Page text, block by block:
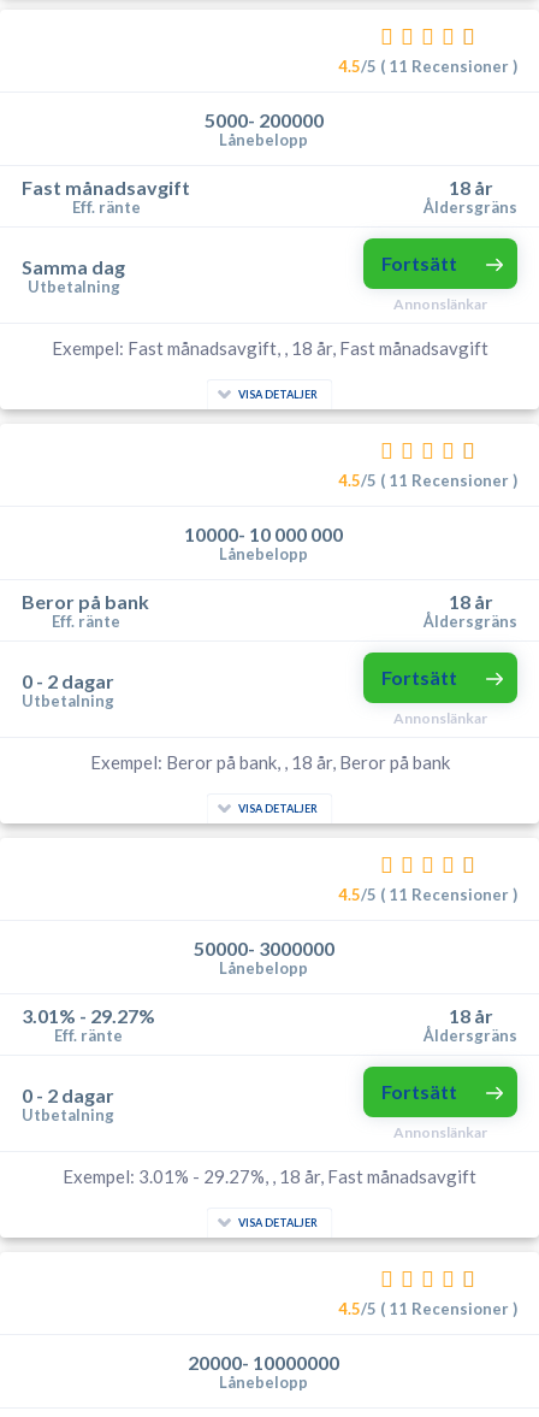
4.5/5 ( 11 Recensioner )
5000- 200000
Lånebelopp
Fast månadsavgift
Eff. ränte
18 år
Åldersgräns
Samma dag
Utbetalning
Fortsätt
Annonslänkar
Exempel: Fast månadsavgift, , 18 år, Fast månadsavgift
VISA DETALJER
4.5/5 ( 11 Recensioner )
10000- 10 000 000
Lånebelopp
Beror på bank
Eff. ränte
18 år
Åldersgräns
0 - 2 dagar
Utbetalning
Fortsätt
Annonslänkar
Exempel: Beror på bank, , 18 år, Beror på bank
VISA DETALJER
4.5/5 ( 11 Recensioner )
50000- 3000000
Lånebelopp
3.01% - 29.27%
Eff. ränte
18 år
Åldersgräns
0 - 2 dagar
Utbetalning
Fortsätt
Annonslänkar
Exempel: 3.01% - 29.27%, , 18 år, Fast månadsavgift
VISA DETALJER
4.5/5 ( 11 Recensioner )
20000- 10000000
Lånebelopp